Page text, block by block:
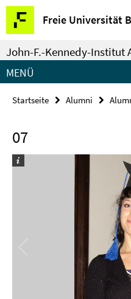
Springe
direkt
zu
Inhalt
Freie Universität
Service-
Navigation
John-F.-Kennedy-Institut
MENÜ
Startseite Alumni
07